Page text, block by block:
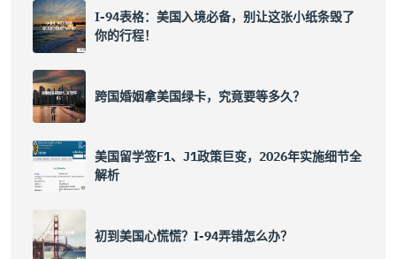
I-94表格：美国入境必备，别让这张小纸条毁了
你的行程！
跨国婚姻拿美国绿卡，究竟要等多久？
美国留学签F1、J1政策巨变，2026年实施细节全
解析
初到美国心慌慌？I-94弄错怎么办？